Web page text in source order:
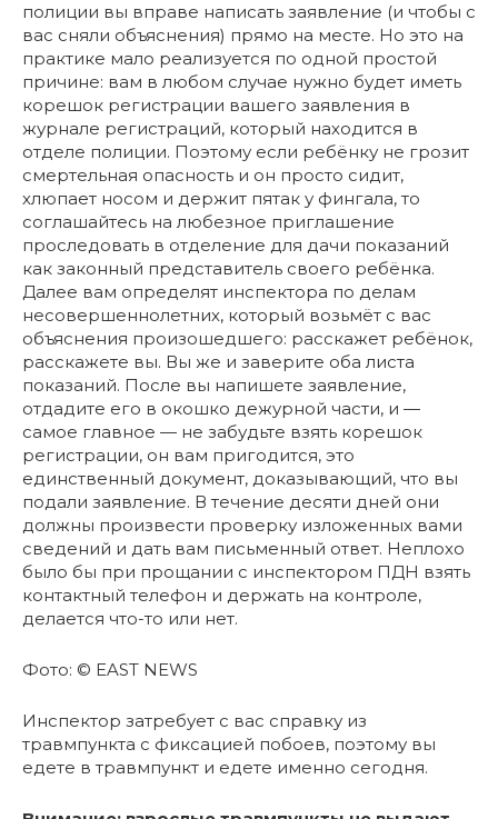
полиции вы вправе написать заявление (и чтобы с
вас сняли объяснения) прямо на месте. Но это на
практике мало реализуется по одной простой
причине: вам в любом случае нужно будет иметь
корешок регистрации вашего заявления в
журнале регистраций, который находится в
отделе полиции. Поэтому если ребёнку не грозит
смертельная опасность и он просто сидит,
хлюпает носом и держит пятак у фингала, то
соглашайтесь на любезное приглашение
проследовать в отделение для дачи показаний
как законный представитель своего ребёнка.
Далее вам определят инспектора по делам
несовершеннолетних, который возьмёт с вас
объяснения произошедшего: расскажет ребёнок,
расскажете вы. Вы же и заверите оба листа
показаний. После вы напишете заявление,
отдадите его в окошко дежурной части, и —
самое главное — не забудьте взять корешок
регистрации, он вам пригодится, это
единственный документ, доказывающий, что вы
подали заявление. В течение десяти дней они
должны произвести проверку изложенных вами
сведений и дать вам письменный ответ. Неплохо
было бы при прощании с инспектором ПДН взять
контактный телефон и держать на контроле,
делается что-то или нет.
Фото: © EAST NEWS
Инспектор затребует с вас справку из
травмпункта с фиксацией побоев, поэтому вы
едете в травмпункт и едете именно сегодня.